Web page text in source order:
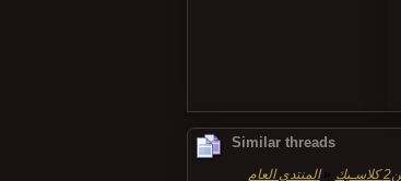
Similar threads
المنتدى العام»